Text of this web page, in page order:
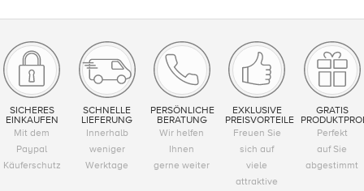
SICHERES
EINKAUFEN
Mit dem
Paypal
Käuferschutz
SCHNELLE
LIEFERUNG
Innerhalb
weniger
Werktage
PERSÖNLICHE
BERATUNG
Wir helfen
Ihnen
gerne weiter
EXKLUSIVE
PREISVORTEILE
Freuen Sie
sich auf
viele
attraktive
GRATIS
Perfekt
auf Sie
abgestimmt